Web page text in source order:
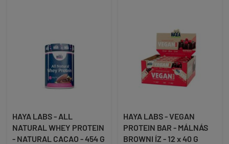
HAYA LABS - ALL
NATURAL WHEY PROTEIN
- NATURAL CACAO - 454 G
HAYA LABS - VEGAN
PROTEIN BAR - MÁLNÁS
BROWNI ÍZ - 12 x 40 G